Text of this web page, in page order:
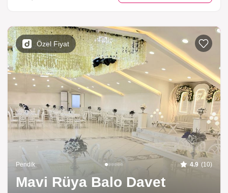
Özel Fiyat
Pendik 4.9 (10)
Mavi Rüya Balo Davet